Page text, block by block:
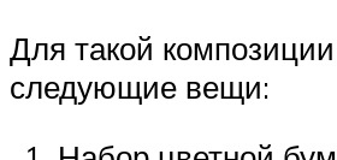
Для такой
следующие вещи: